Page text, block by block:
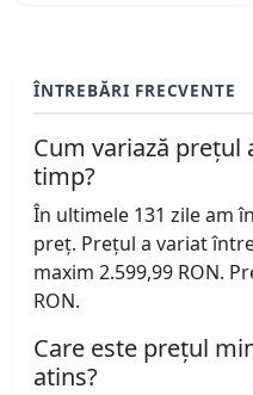
ÎNTREBĂRI FRECVENTE
Cum variază prețul
timp?
În ultimele 131 zile am
preț. Prețul a variat
maxim 2.599,99 RON.
RON.
Care este prețul
atins?